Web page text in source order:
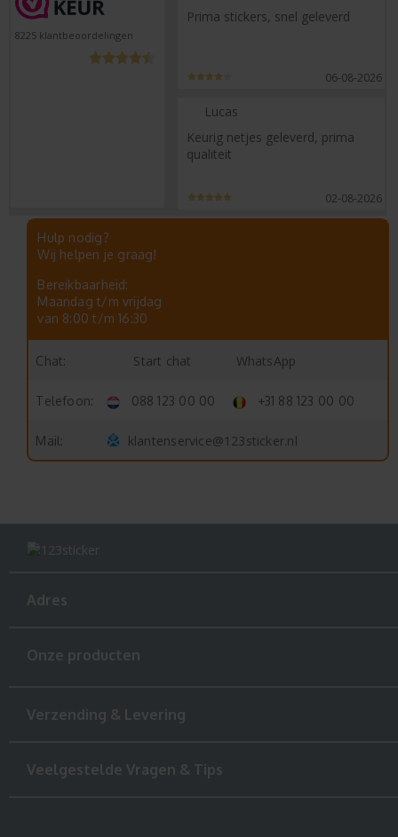
8225 klantbeoordelingen
Prima stickers, snel geleverd
06-08-2026
Lucas
Keurig netjes geleverd, prima
qualiteit
02-08-2026
Hulp nodig?
Wij helpen je graag!
Bereikbaarheid:
Maandag t/m vrijdag
van 8:00 t/m 16:30
Chat: Start chat WhatsApp
Telefoon: 088 123 00 00 +31 88 123 00 00
Mail: klantenservice@123sticker.nl
Adres
Onze producten
Verzending & Levering
Veelgestelde Vragen & Tips